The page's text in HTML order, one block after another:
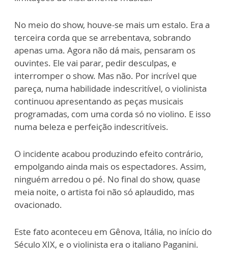
No meio do show, houve-se mais um estalo. Era a
terceira corda que se arrebentava, sobrando
apenas uma. Agora não dá mais, pensaram os
ouvintes. Ele vai parar, pedir desculpas, e
interromper o show. Mas não. Por incrível que
pareça, numa habilidade indescritível, o violinista
continuou apresentando as peças musicais
programadas, com uma corda só no violino. E isso
numa beleza e perfeição indescritíveis.
O incidente acabou produzindo efeito contrário,
empolgando ainda mais os espectadores. Assim,
ninguém arredou o pé. No final do show, quase
meia noite, o artista foi não só aplaudido, mas
ovacionado.
Este fato aconteceu em Gênova, Itália, no início do
Século XIX, e o violinista era o italiano Paganini.